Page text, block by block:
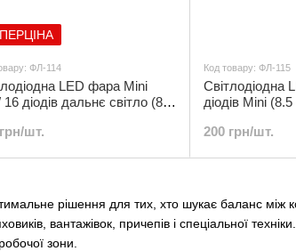
рішення для тих, хто шукає баланс між
вантажівок, причепів і спеціальної
зони.
ФЛ-114
LED фара Мini
діодів дальнє світло (8.5
шт.
Код товару: ФЛ-115
Світлодіодна
діодів Мini
200 грн/шт.